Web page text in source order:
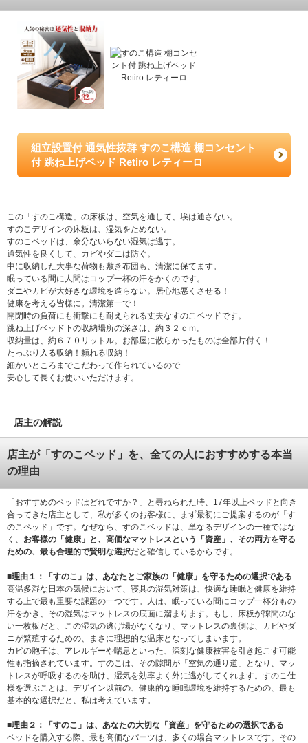
組立設置付 通気性抜群 すのこ構造 棚コンセント
付 跳ね上げベッド Retiro レティーロ
この「すのこ構造」の床板は、空気を通して、埃は通さない。
すのこデザインの床板は、湿気をためない。
すのこベッドは、余分ないらない湿気は逃す。
通気性を良くして、カビやダニは防ぐ。
中に収納した大事な荷物も敷き布団も、清潔に保てます。
眠っている間に人間はコップ一杯の汗をかくのです。
ダニやカビが大好きな環境を造らない。居心地悪くさせる！
健康を考える皆様に。清潔第一で！
開閉時の負荷にも衝撃にも耐えられる丈夫なすのこベッドです。
跳ね上げベッド下の収納場所の深さは、約３２ｃｍ。
収納量は、約６７０リットル。お部屋に散らかったものは全部片付く！
たっぷり入る収納！頼れる収納！
細かいところまでこだわって作られているので
安心して長くお使いいただけます。
店主の解説
店主が「すのこベッド」を、全ての人におすすめする本当
の理由
「おすすめのベッドはどれですか？」と尋ねられた時、17年以上ベッドと向き
合ってきた店主として、私が多くのお客様に、まず最初にご提案するのが「す
のこベッド」です。なぜなら、すのこベッドは、単なるデザインの一種ではな
く、 お客様の「健康」と、高価なマットレスという「資産」、その両方を守る
ための、最も合理的で賢明な選択だと確信しているからです。
■理由１：「すのこ」は、あなたとご家族の「健康」を守るための選択である
高温多湿な日本の気候において、寝具の湿気対策は、快適な睡眠と健康を維持
する上で最も重要な課題の一つです。人は、眠っている間にコップ一杯分もの
汗をかき、その湿気はマットレスの底面に溜まります。もし、床板が隙間のな
い一枚板だと、この湿気の逃げ場がなくなり、マットレスの裏側は、カビやダ
ニが繁殖するための、まさに理想的な温床となってしまいます。
カビの胞子は、アレルギーや喘息といった、深刻な健康被害を引き起こす可能
性も指摘されています。すのこは、その隙間が「空気の通り道」となり、マッ
トレスが呼吸するのを助け、湿気を効率よく外に逃がしてくれます。すのこ仕
様を選ぶことは、デザイン以前の、健康的な睡眠環境を維持するための、最も
基本的な選択だと、私は考えています。
■理由２：「すのこ」は、あなたの大切な「資産」を守るための選択である
ベッドを購入する際、最も高価なパーツは、多くの場合マットレスです。その